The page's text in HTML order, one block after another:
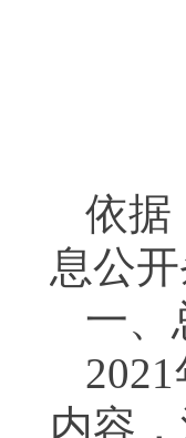
依据
息公
一、
内容